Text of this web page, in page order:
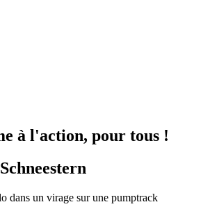
à l'action, pour tous !